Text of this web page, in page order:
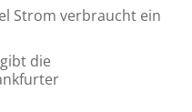
Strom verbraucht ein
die